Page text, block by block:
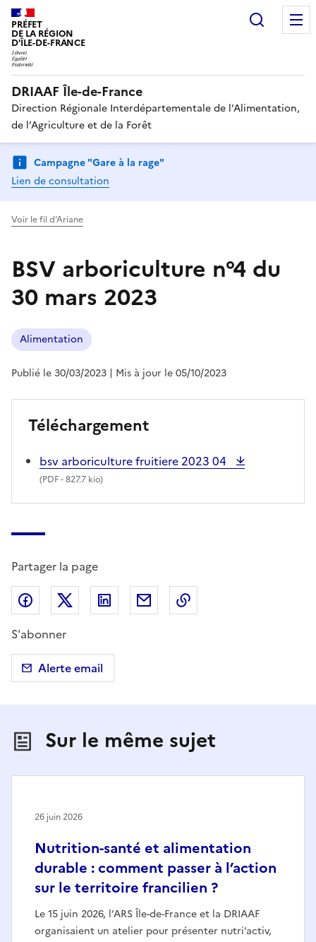
PRÉFET
DE LA RÉGION
D'ÎLE-DE-FRANCE
DRIAAF Île-de-France
Direction Régionale Interdépartementale de l’Alimentation,
de l’Agriculture et de la Forêt
Campagne "Gare à la rage"
Lien de consultation
Voir le fil d'Ariane
BSV arboriculture n°4 du
30 mars 2023
Alimentation
Publié le 30/03/2023 | Mis à jour le 05/10/2023
Téléchargement
bsv arboriculture fruitiere 2023 04
(PDF- 827.7 kio)
Partager la page
Partager sur Facebook
Partager sur X (anciennement Twitter)
Partager sur LinkedIn
Partager par email
S'abonner
Alerte email
Sur le même sujet
Nutrition-santé et alimentation
durable : comment passer à l’action
sur le territoire francilien ?
Le 15 juin 2026, l’ARS Île-de-France et la DRIAAF
organisaient un atelier pour présenter nutri’activ,
26 juin 2026